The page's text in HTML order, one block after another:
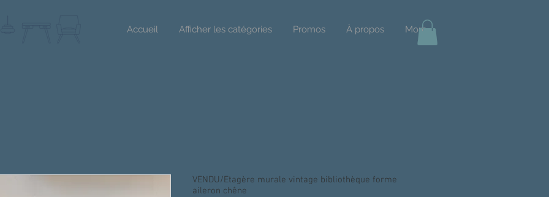
Accueil Afficher les catégories Promos À propos More
VENDU/Etagère murale vintage bibliothèque forme
aileron chêne